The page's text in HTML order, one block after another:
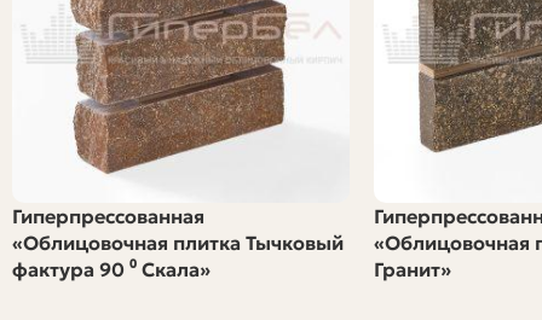
Гиперпрессованный кирпич получают методом сухого
прессования смеси цемента, минеральных
наполнителей и красителей под высоким давлением. В
результате получается очень плотный, однородный
блок с минимальной пористостью. Его часто называют
лицевым, потому что он предназначен для открытой
От обычного силикатного или керамического кирпича
гиперпресс имеет отличия в составе и технологии
Гиперпрессованная
«Облицовочная плитка Тычковый
фактура 90 ⁰ Скала»
«Облицовочная
Гранит»